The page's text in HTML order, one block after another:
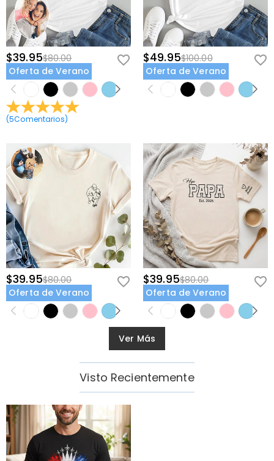
$39.95$80.00
Oferta de Verano
(5Comentarios)
$49.95$100.00
Oferta de Verano
$39.95$80.00
Oferta de Verano
$39.95$80.00
Oferta de Verano
Ver Más
Visto Recientemente